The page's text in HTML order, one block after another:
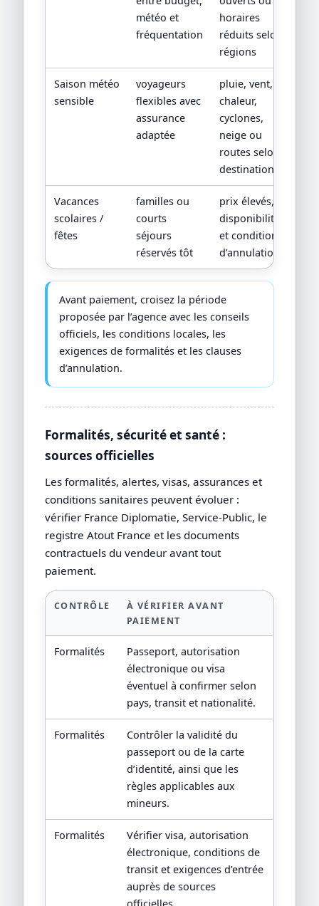
météo et
fréquentation
horaires
réduits selon
régions
Saison météo
sensible
voyageurs
flexibles avec
assurance
adaptée
pluie, vent,
chaleur,
cyclones,
neige ou
routes selon
destination
Vacances
scolaires /
fêtes
familles ou
courts
séjours
réservés tôt
prix élevés,
disponibilités
et conditions
d’annulation
Avant paiement, croisez la période
proposée par l’agence avec les conseils
officiels, les conditions locales, les
exigences de formalités et les clauses
d’annulation.
Formalités, sécurité et santé :
sources officielles
Les formalités, alertes, visas, assurances et
conditions sanitaires peuvent évoluer :
vérifier France Diplomatie, Service-Public, le
registre Atout France et les documents
contractuels du vendeur avant tout
paiement.
CONTRÔLE
À VÉRIFIER AVANT
PAIEMENT
Formalités
Passeport, autorisation
électronique ou visa
éventuel à confirmer selon
pays, transit et nationalité.
Formalités
Contrôler la validité du
passeport ou de la carte
d’identité, ainsi que les
règles applicables aux
mineurs.
Formalités
Vérifier visa, autorisation
électronique, conditions de
transit et exigences d’entrée
auprès de sources